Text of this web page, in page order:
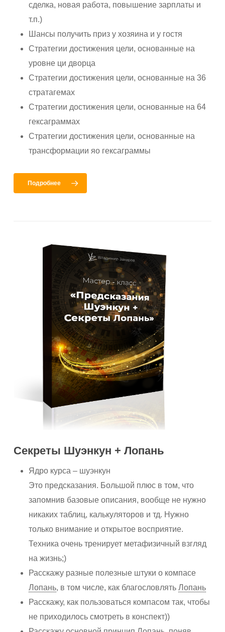
сделка, новая работа, повышение зарплаты и
т.п.)
Шансы получить приз у хозяина и у гостя
Стратегии достижения цели, основанные на
уровне ци дворца
Стратегии достижения цели, основанные на 36
стратагемах
Стратегии достижения цели, основанные на 64
гексаграммах
Стратегии достижения цели, основанные на
трансформации яо гексаграммы
Подробнее
Секреты Шуэнкун + Лопань
Ядро курса – шуэнкун
Это предсказания. Большой плюс в том, что
запомнив базовые описания, вообще не нужно
никаких таблиц, калькуляторов и тд. Нужно
только внимание и открытое восприятие.
Техника очень тренирует метафизичный взгляд
на жизнь;)
Расскажу разные полезные штуки о компасе
Лопань, в том числе, как благословлятьЛопань
Расскажу, как пользоваться компасом так, чтобы
не приходилось смотреть в конспект))